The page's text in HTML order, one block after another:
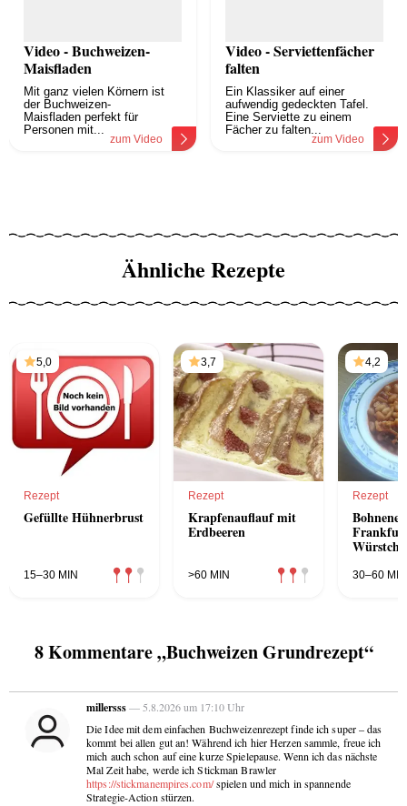
Video - Buchweizen-
Maisfladen
Mit ganz vielen Körnern ist
der Buchweizen-
Maisfladen perfekt für
Personen mit...
zum Video
Video - Serviettenfächer
falten
Ein Klassiker auf einer
aufwendig gedeckten Tafel.
Eine Serviette zu einem
Fächer zu falten...
zum Video
Ähnliche Rezepte
5,0
Rezept
Gefüllte Hühnerbrust
15–30 MIN
3,7
Rezept
Krapfenauflauf mit
Erdbeeren
>60 MIN
4,2
Rezept
30–60 MIN
8 Kommentare „Buchweizen Grundrezept“
millersss— 5.8.2026 um 17:10 Uhr
Die Idee mit dem einfachen Buchweizenrezept finde ich super – das
kommt bei allen gut an! Während ich hier Herzen sammle, freue ich
mich auch schon auf eine kurze Spielepause. Wenn ich das nächste
Mal Zeit habe, werde ich Stickman Brawler
https://stickmanempires.com/spielen und mich in spannende
Strategie-Action stürzen.